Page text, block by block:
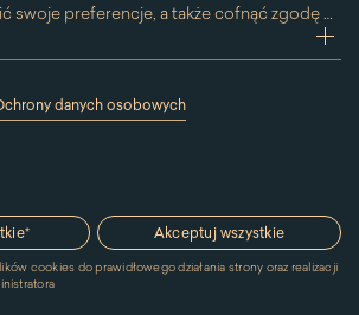
swoje preferencje, a także cofnąć zgodę na
Możesz to zrobić, klikając na podstronę
się w stopce.
prawą stronę aktywujesz zgodę na
suwak w lewą stronę
danych osobowych
*
cookies do prawidłowego działania strony oraz realizacji
Akceptuj wszystkie